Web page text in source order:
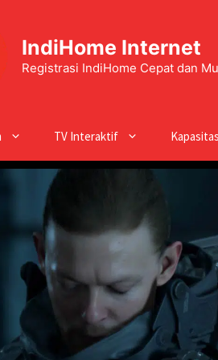
IndiHome Internet
Registrasi IndiHome Cepat dan
TV Interaktif